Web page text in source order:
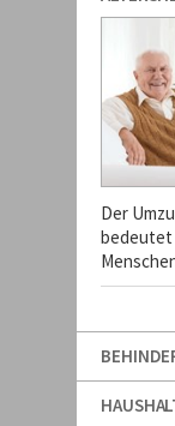
Der
bedeutet